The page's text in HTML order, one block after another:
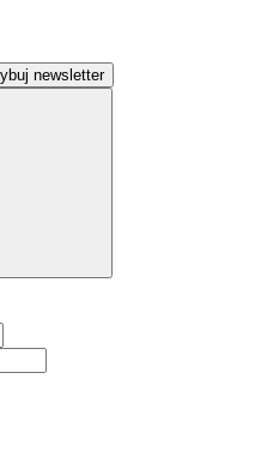
newsletter